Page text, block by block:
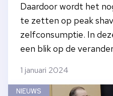
Daardoor wordt het
te zetten op peak
zelfconsumptie. In
een blik op de
1 januari 2024
NIEUWS